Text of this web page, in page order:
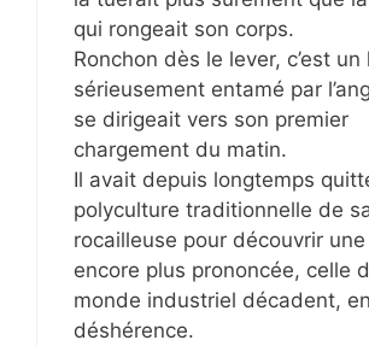
qui rongeait son corps.
Ronchon dès le lever, c’est un
sérieusement entamé par
se dirigeait vers son premier
chargement du matin.
Il avait depuis longtemps
polyculture traditionnelle de
rocailleuse pour découvrir
encore plus prononcée, celle
monde industriel décadent,
déshérence.